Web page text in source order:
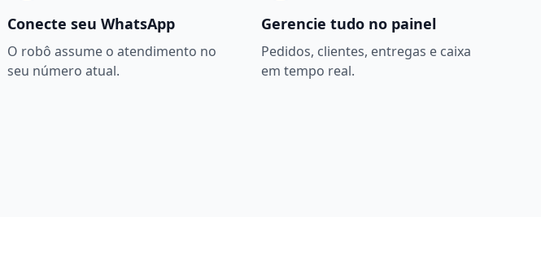
Conecte seu WhatsApp
O robô assume o atendimento no
seu número atual.
Gerencie tudo no painel
Pedidos, clientes, entregas e caixa
em tempo real.